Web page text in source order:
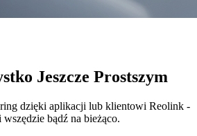
Jeszcze Prostszym
dzięki aplikacji lub klientowi Reolink -
wszędzie bądź na bieżąco.